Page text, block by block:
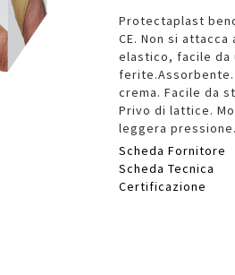
Protectaplast
CE. Non si
elastico, facile da
ferite.Assorbente.
crema. Facile da
Privo di lattice.
leggera
Scheda Fornitore
Scheda Tecnica
Certificazione